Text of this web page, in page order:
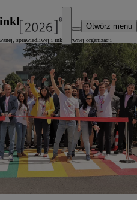
Otwórz menu
sprawiedliwej i inkluzywnej organizacji